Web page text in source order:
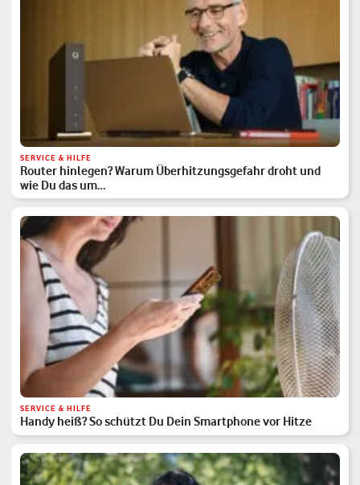
SERVICE & HILFE
Router hinlegen? Warum Überhitzungsgefahr droht und
wie Du das um…
SERVICE & HILFE
Handy heiß? So schützt Du Dein Smartphone vor Hitze